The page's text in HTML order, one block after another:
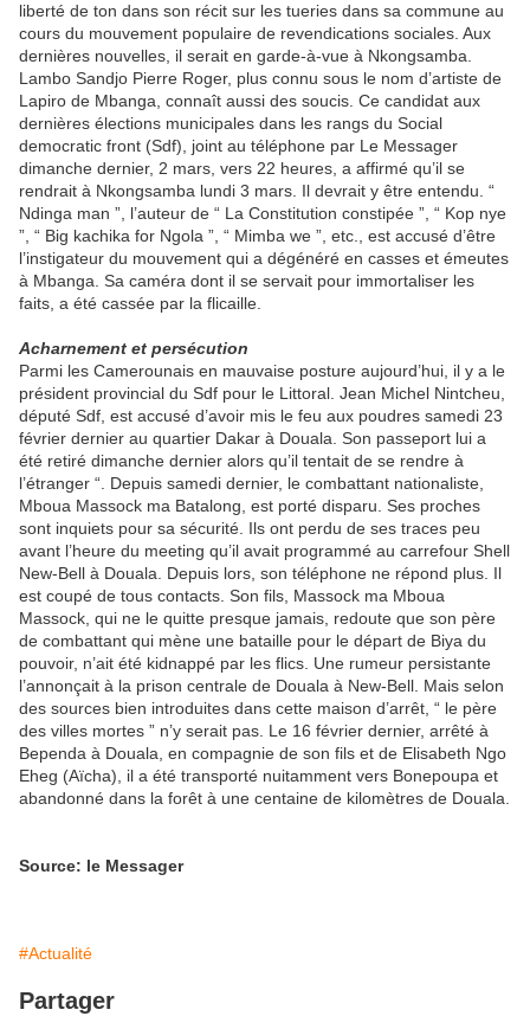
liberté de ton dans son récit sur les tueries dans sa commune au
cours du mouvement populaire de revendications sociales. Aux
dernières nouvelles, il serait en garde-à-vue à Nkongsamba.
Lambo Sandjo Pierre Roger, plus connu sous le nom d’artiste de
Lapiro de Mbanga, connaît aussi des soucis. Ce candidat aux
dernières élections municipales dans les rangs du Social
democratic front (Sdf), joint au téléphone par Le Messager
dimanche dernier, 2 mars, vers 22 heures, a affirmé qu’il se
rendrait à Nkongsamba lundi 3 mars. Il devrait y être entendu. “
Ndinga man ”, l’auteur de “ La Constitution constipée ”, “ Kop nye
”, “ Big kachika for Ngola ”, “ Mimba we ”, etc., est accusé d’être
l’instigateur du mouvement qui a dégénéré en casses et émeutes
à Mbanga. Sa caméra dont il se servait pour immortaliser les
faits, a été cassée par la flicaille.
Acharnement et persécution
Parmi les Camerounais en mauvaise posture aujourd’hui, il y a le
président provincial du Sdf pour le Littoral. Jean Michel Nintcheu,
député Sdf, est accusé d’avoir mis le feu aux poudres samedi 23
février dernier au quartier Dakar à Douala. Son passeport lui a
été retiré dimanche dernier alors qu’il tentait de se rendre à
l’étranger “. Depuis samedi dernier, le combattant nationaliste,
Mboua Massock ma Batalong, est porté disparu. Ses proches
sont inquiets pour sa sécurité. Ils ont perdu de ses traces peu
avant l’heure du meeting qu’il avait programmé au carrefour Shell
New-Bell à Douala. Depuis lors, son téléphone ne répond plus. Il
est coupé de tous contacts. Son fils, Massock ma Mboua
Massock, qui ne le quitte presque jamais, redoute que son père
de combattant qui mène une bataille pour le départ de Biya du
pouvoir, n’ait été kidnappé par les flics. Une rumeur persistante
l’annonçait à la prison centrale de Douala à New-Bell. Mais selon
des sources bien introduites dans cette maison d’arrêt, “ le père
des villes mortes ” n’y serait pas. Le 16 février dernier, arrêté à
Bependa à Douala, en compagnie de son fils et de Elisabeth Ngo
Eheg (Aïcha), il a été transporté nuitamment vers Bonepoupa et
abandonné dans la forêt à une centaine de kilomètres de Douala.
Source: le Messager
#Actualité
Partager